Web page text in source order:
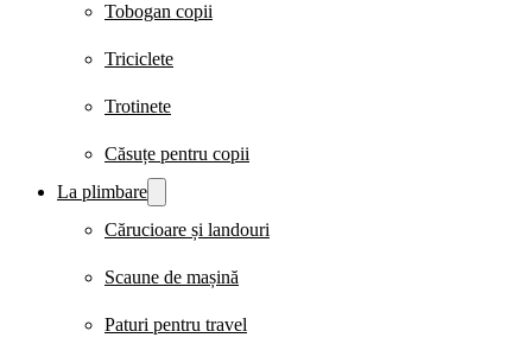
Tobogan copii
Triciclete
Trotinete
Căsuțe pentru copii
La plimbare
Cărucioare și landouri
Scaune de mașină
Paturi pentru travel